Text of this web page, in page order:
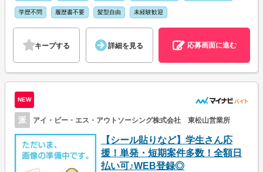
学歴不問 履歴書不要 髪型自由 未経験歓迎
キープする 詳細を見る 応募画面に進む
NEW
派 アイ・ビー・エス・アウトソーシング株式会社 東松山営業所
【シール貼りなど】学生さん応
援！単発・短期案件多数！全額日
払い可♪WEB登録◎